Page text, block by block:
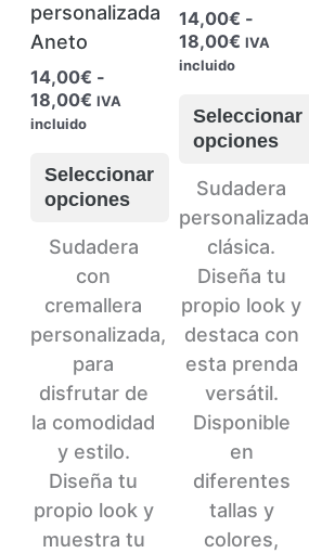
personalizada
Aneto
14,00€ -
18,00€Rango
desde
14,00€
hasta
18,00€
IVA
incluido
Seleccionar
opciones
Este
producto
tiene
múltiples
variantes.
Las
opciones
pueden
elegir
en
Sudadera
con
cremallera
personalizada,
para
disfrutar de
la comodidad
y estilo.
Diseña tu
propio look y
muestra tu
14,00€ -
18,00€Rango
desde
14,00€
hasta
18,00€
IVA
incluido
Seleccionar
opciones
Este
producto
tiene
múltiples
variantes.
Las
opciones
pueden
en
página
Sudadera
personalizada
clásica.
Diseña tu
propio look y
destaca con
esta prenda
versátil.
Disponible
en
diferentes
tallas y
colores,